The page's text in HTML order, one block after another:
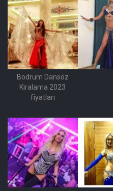
Bodrum Dansöz
Kiralama 2023
fiyatları